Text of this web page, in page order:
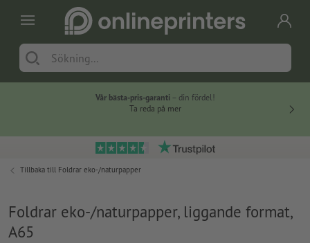
Vår bästa-pris-garanti – din fördel!
Ta reda på mer
Tillbaka till Foldrar eko-/naturpapper
Foldrar eko-/naturpapper, liggande format,
A65